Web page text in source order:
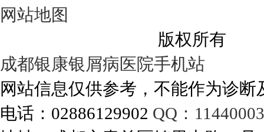
网站地图
版权所有
成都银康银屑病医院手机站
网站信息仅供参考，不能作为诊
电话：02886129902 QQ：